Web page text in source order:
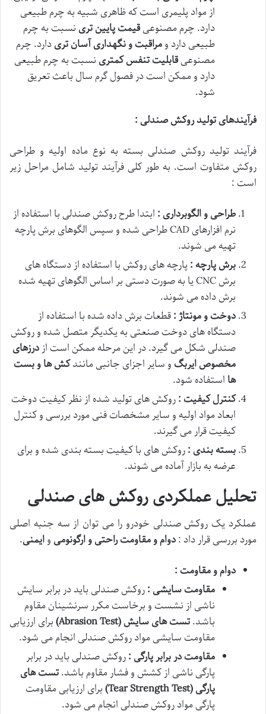
از مواد پلیمری است که ظاهری شبیه به چرم طبیعی
دارد. چرم مصنوعیقیمت پایین تری نسبت به چرم
طبیعی دارد ومراقبت و نگهداری آسان تریدارد. چرم
مصنوعیقابلیت تنفس کمتری نسبت به چرم طبیعی
دارد و ممکن است در فصول گرم سال باعث تعریق
شود.
فرآیندهای تولید روکش صندلی :
فرآیند تولید روکش صندلی بسته به نوع ماده اولیه و طراحی
روکش متفاوت است. به طور کلی فرآیند تولید شامل مراحل زیر
است :
طراحی و الگوبرداری : ابتدا طرح روکش صندلی با استفاده از
نرم افزارهای CAD طراحی شده و سپس الگوهای برش پارچه
تهیه می شوند.
برش پارچه :پارچه های روکش با استفاده از دستگاه های
برش CNC یا به صورت دستی بر اساس الگوهای تهیه شده
برش داده می شوند.
دوخت و مونتاژ :قطعات برش داده شده با استفاده از
دستگاه های دوخت صنعتی به یکدیگر متصل شده و روکش
صندلی شکل می گیرد. در این مرحله ممکن است از درزهای
مخصوص ایربگو سایر اجزای جانبی مانندکش ها و بست
ها استفاده شود.
کنترل کیفیت :روکش های تولید شده از نظر کیفیت دوخت
ابعاد مواد اولیه و سایر مشخصات فنی مورد بررسی و کنترل
کیفیت قرار می گیرند.
بسته بندی :روکش های با کیفیت بسته بندی شده و برای
عرضه به بازار آماده می شوند.
تحلیل عملکردی روکش های صندلی
عملکرد یک روکش صندلی خودرو را می توان از سه جنبه اصلی
مورد بررسی قرار داد :دوام و مقاومتراحتی و ارگونومی وایمنی.
دوام و مقاومت :
مقاومت سایشی :روکش صندلی باید در برابر سایش
ناشی از نشست و برخاست مکرر سرنشینان مقاوم
باشد.تست های سایش(Abrasion Test)
برای ارزیابی
مقاومت سایشی مواد روکش صندلی انجام می شود.
مقاومت در برابر پارگی :روکش صندلی باید در برابر
پارگی ناشی از کشش و فشار مقاوم باشد.تست های
پارگی(Tear Strength Test)
برای ارزیابی مقاومت
پارگی مواد روکش صندلی انجام می شود.